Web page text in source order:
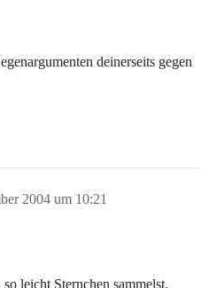
deinerseits gegen
2004 um 10:21
leicht Sternchen sammelst.